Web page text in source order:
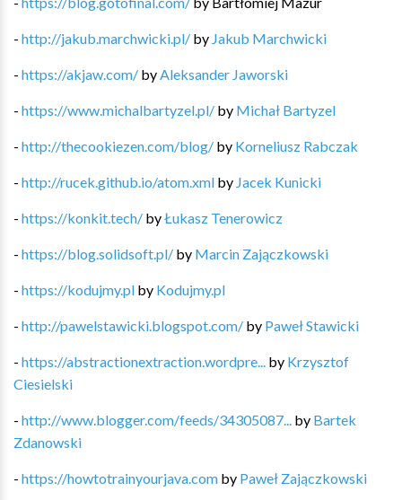
- http://jakub.marchwicki.pl/ by Jakub Marchwicki
- https://akjaw.com/ by Aleksander Jaworski
- https://www.michalbartyzel.pl/ by Michał Bartyzel
- http://thecookiezen.com/blog/ by Korneliusz Rabczak
- http://rucek.github.io/atom.xml by Jacek Kunicki
- https://konkit.tech/ byŁukasz Tenerowicz
- https://blog.solidsoft.pl/ by Marcin Zajączkowski
- https://kodujmy.pl by Kodujmy.pl
- http://pawelstawicki.blogspot.com/ by Paweł Stawicki
- https://abstractionextraction.wordpre... by Krzysztof
Ciesielski
- http://www.blogger.com/feeds/34305087... by Bartek
Zdanowski
- https://howtotrainyourjava.com by Paweł Zajączkowski